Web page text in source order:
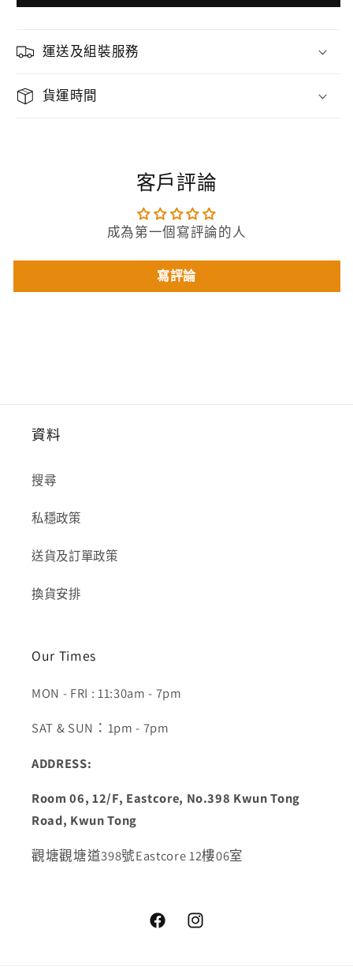
運送及組裝服務
貨運時間
客戶評論
成為第一個寫評論的人
寫評論
資料
搜尋
私穩政策
送貨及訂單政策
換貨安排
Our Times
MON - FRI : 11:30am - 7pm
SAT & SUN：1pm - 7pm
ADDRESS:
Room 06, 12/F, Eastcore, No.398 Kwun Tong
Road, Kwun Tong
觀塘觀塘道398號Eastcore 12樓06室
FacebookInstagram